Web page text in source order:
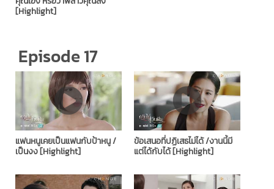
[Highlight]
Episode 17
แฟนหนูเคยเป็นแฟนกับป้าหนู /
เป็นงง [Highlight]
ข้อเสนอที่ปฏิเสธไม่ได้ /งานนี้มี
แต่ได้กับได้ [Highlight]